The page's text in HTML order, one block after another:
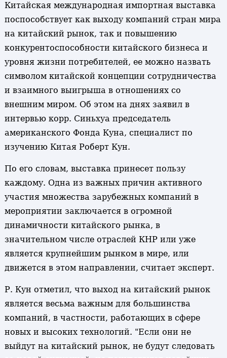
Китайская международная импортная выставка
поспособствует как выходу компаний стран мира
на китайский рынок, так и повышению
конкурентоспособности китайского бизнеса и
уровня жизни потребителей, ее можно назвать
символом китайской концепции сотрудничества
и взаимного выигрыша в отношениях со
внешним миром. Об этом на днях заявил в
интервью корр. Синьхуа председатель
американского Фонда Куна, специалист по
изучению Китая Роберт Кун.
По его словам, выставка принесет пользу
каждому. Одна из важных причин активного
участия множества зарубежных компаний в
мероприятии заключается в огромной
динамичности китайского рынка, в
значительном числе отраслей КНР или уже
является крупнейшим рынком в мире, или
движется в этом направлении, считает эксперт.
Р. Кун отметил, что выход на китайский рынок
является весьма важным для большинства
компаний, в частности, работающих в сфере
новых и высоких технологий. "Если они не
выйдут на китайский рынок, не будут следовать